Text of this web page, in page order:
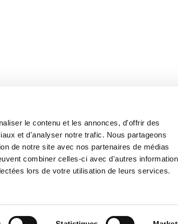
le contenu et les annonces, d'offrir des
et d'analyser notre trafic. Nous partageons
de notre site avec nos partenaires de médias
combiner celles-ci avec d'autres
lors de votre utilisation de leurs services.